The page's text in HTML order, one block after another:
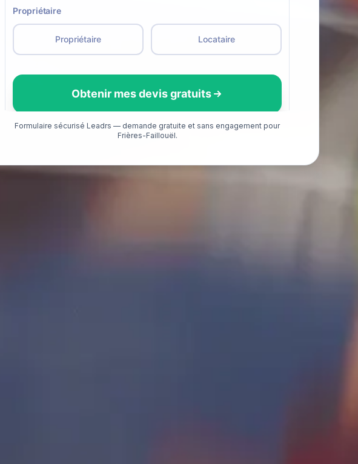
Formulaire sécurisé Leadrs — demande gratuite et sans engagement pour
Frières-Faillouël.